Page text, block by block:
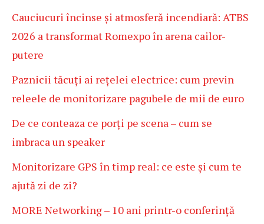
Cauciucuri încinse și atmosferă incendiară: ATBS
2026 a transformat Romexpo în arena cailor-
putere
Paznicii tăcuți ai rețelei electrice: cum previn
releele de monitorizare pagubele de mii de euro
De ce conteaza ce porți pe scena – cum se
imbraca un speaker
Monitorizare GPS în timp real: ce este și cum te
ajută zi de zi?
MORE Networking – 10 ani printr-o conferință